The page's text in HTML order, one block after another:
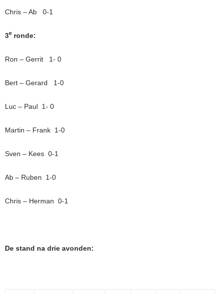
Chris – Ab 0-1
3e ronde:
Ron – Gerrit 1- 0
Bert – Gerard 1-0
Luc – Paul 1- 0
Martin – Frank 1-0
Sven – Kees 0-1
Ab – Ruben 1-0
Chris – Herman 0-1
De stand na drie avonden: